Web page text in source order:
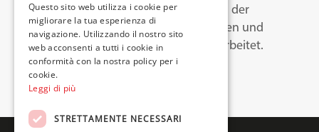
senden, werden unter Einhaltung der
geltenden Datenschutzvorschriften und
dieser Datenschutzrichtlinie verarbeitet.
Questo sito web utilizza i cookie per
migliorare la tua esperienza di
navigazione. Utilizzando il nostro sito
web acconsenti a tutti i cookie in
conformità con la nostra policy per i
cookie.
Leggi di più
STRETTAMENTE NECESSARI